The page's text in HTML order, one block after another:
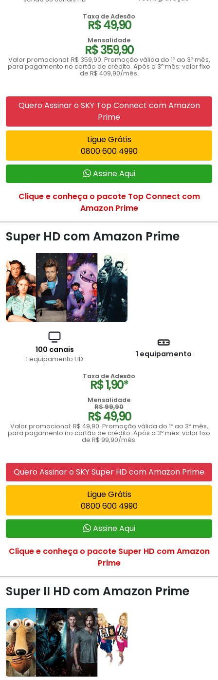
Taxa de Adesão
R$ 49,90
Mensalidade
R$ 359,90
Valor promocional: R$ 359,90. Promoção válida do 1º ao 3º mês,
para pagamento no cartão de crédito. Após o 3º mês: valor fixo
de R$ 409,90/mês.
Quero Assinar o SKY Top Connect com Amazon
Prime
Ligue Grátis
0800 600 4990
Assine Aqui
Clique e conheça o pacote Top Connect com
Amazon Prime
Super HD com Amazon Prime
100 canais
1 equipamento HD
1 equipamento
Taxa de Adesão
R$ 1,90*
Mensalidade
R$ 99,90
R$ 49,90
Valor promocional: R$ 49,90. Promoção válida do 1º ao 3º mês,
para pagamento no cartão de crédito. Após o 3º mês: valor fixo
de R$ 99,90/mês.
Quero Assinar o SKY Super HD com Amazon Prime
Ligue Grátis
0800 600 4990
Assine Aqui
Clique e conheça o pacote Super HD com Amazon
Prime
Super II HD com Amazon Prime